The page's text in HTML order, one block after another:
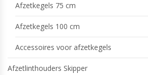
Afzetkegels 75 cm
Afzetkegels 100 cm
Accessoires voor afzetkegels
Afzetlinthouders Skipper